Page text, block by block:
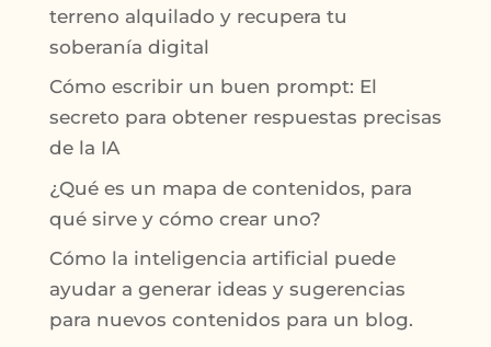
terreno alquilado y recupera tu
soberanía digital
Cómo escribir un buen prompt: El
secreto para obtener respuestas precisas
de la IA
¿Qué es un mapa de contenidos, para
qué sirve y cómo crear uno?
Cómo la inteligencia artificial puede
ayudar a generar ideas y sugerencias
para nuevos contenidos para un blog.